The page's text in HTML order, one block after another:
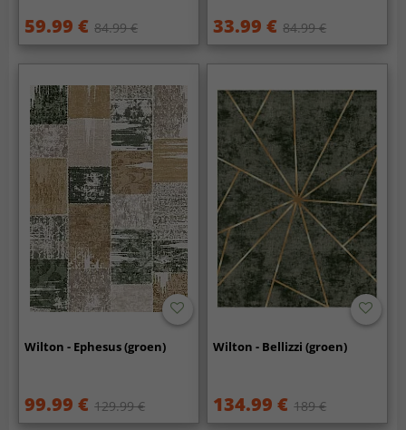
59.99 € 84.99 € 33.99 € 84.99 €
Wilton - Ephesus (groen)
99.99 € 129.99 €
Wilton - Bellizzi (groen)
134.99 € 189 €